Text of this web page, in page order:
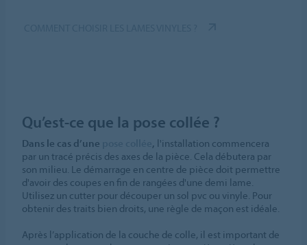
Qu’est-ce que la pose collée ?
Dans le cas d’une , l'installation commencera
par un tracé précis des axes de la pièce. Cela débutera par
son milieu. Le démarrage en centre de pièce doit permettre
d'avoir des coupes en fin de rangées d'une demi lame.
Utilisez un cutter pour découper un sol pvc ou vinyle. Pour
obtenir des traits bien droits, une règle de maçon est idéale.
Après l’application de la couche de colle, il est important de